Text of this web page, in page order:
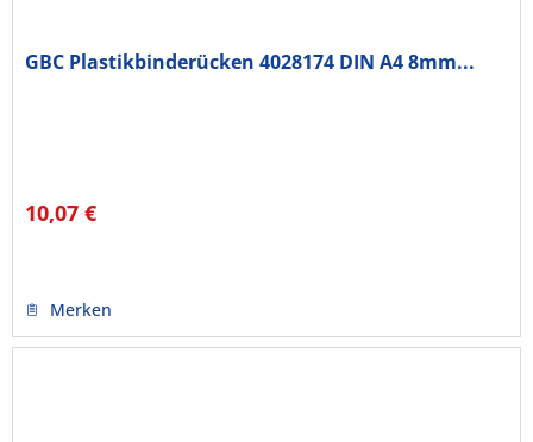
GBC Plastikbinderücken 4028174 DIN A4 8mm...
10,07 €
Merken